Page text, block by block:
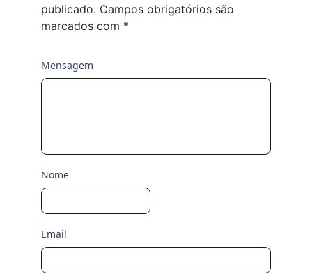
publicado. Campos obrigatórios são
marcados com *
Mensagem
Nome
Email